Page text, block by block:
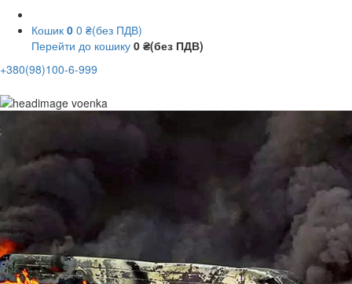
Кошик 0 0 ₴(без ПДВ)
Перейти до кошику 0 ₴(без ПДВ)
+380(98)100-6-999